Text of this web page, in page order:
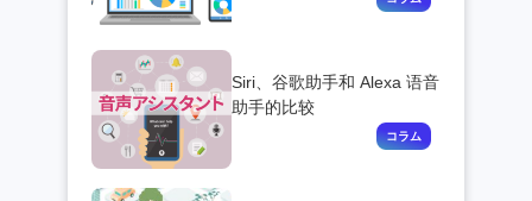
Siri、谷歌助手和 Alexa 语音
助手的比较